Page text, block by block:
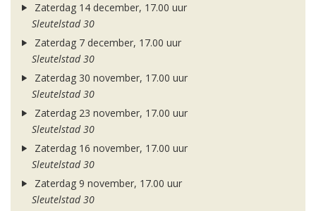
Zaterdag 14 december, 17.00 uur
Sleutelstad 30
Zaterdag 7 december, 17.00 uur
Sleutelstad 30
Zaterdag 30 november, 17.00 uur
Sleutelstad 30
Zaterdag 23 november, 17.00 uur
Sleutelstad 30
Zaterdag 16 november, 17.00 uur
Sleutelstad 30
Zaterdag 9 november, 17.00 uur
Sleutelstad 30